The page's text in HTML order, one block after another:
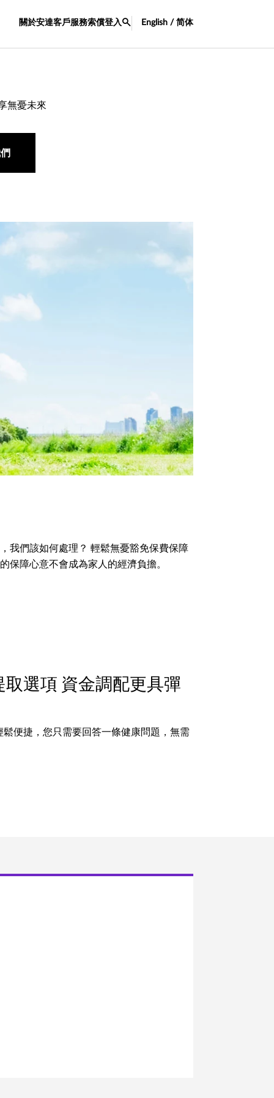
關於安達客戶服務索償登入 English / 简体
無憂未來
我們該如何處理？ 輕鬆無憂豁免保費保障
保障心意不會成為家人的經濟負擔。
取選項 資金調配更具彈
鬆便捷，您只需要回答一條健康問題，無需